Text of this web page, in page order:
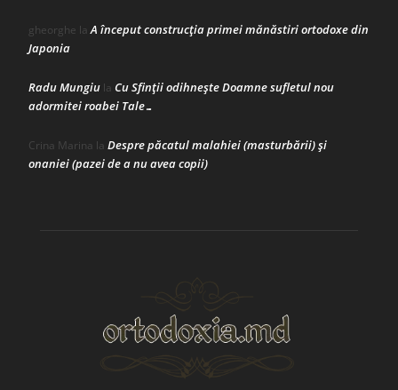
gheorghe laA început construcţia primei mănăstiri ortodoxe din
Japonia
Radu Mungiu la Cu Sfinții odihnește Doamne sufletul nou
adormitei roabei Tale…
Crina Marina la Despre păcatul malahiei (masturbării) şi
onaniei (pazei de a nu avea copii)